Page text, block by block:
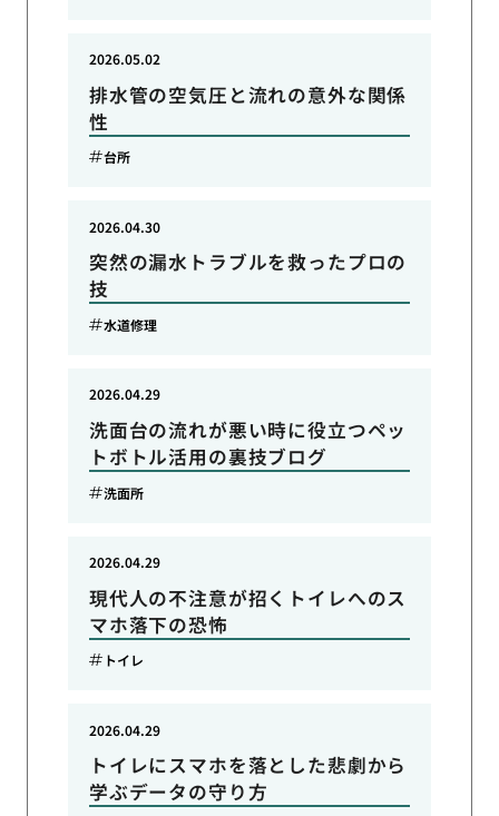
排水管の空気圧と流れの意外な関係
性
2026.05.02
台所
突然の漏水トラブルを救ったプロの
技
2026.04.30
水道修理
洗面台の流れが悪い時に役立つペッ
トボトル活用の裏技ブログ
2026.04.29
洗面所
現代人の不注意が招くトイレへのス
マホ落下の恐怖
2026.04.29
トイレ
トイレにスマホを落とした悲劇から
学ぶデータの守り方
2026.04.29